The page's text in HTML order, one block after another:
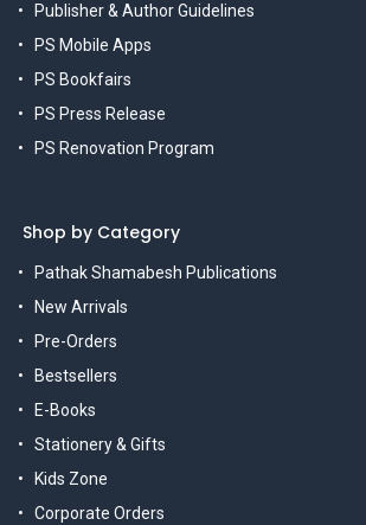
Publisher & Author Guidelines
PS Mobile Apps
PS Bookfairs
PS Press Release
PS Renovation Program
Shop by Category
Pathak Shamabesh Publications
New Arrivals
Pre-Orders
Bestsellers
E-Books
Stationery & Gifts
Kids Zone
Corporate Orders